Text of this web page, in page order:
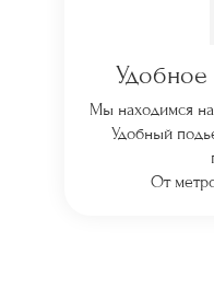
Мы находимся
Удобный
От